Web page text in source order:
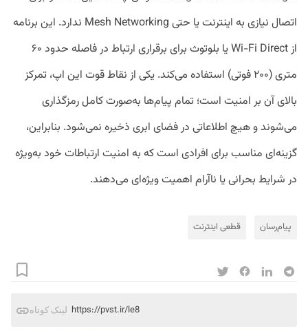
اتصال نیازی به اینترنت یا حتی Mesh Networking ندارد. این برنامه
از Wi-Fi Direct یا بلوتوث برای برقراری ارتباط در فاصله حدود ۶۰
متری (۲۰۰ فوتی) استفاده می‌کند. یکی از نقاط قوت این اپ، تمرکز
بالای آن بر امنیت است؛ تمام پیام‌ها به‌صورت کامل رمزگذاری
می‌شوند و هیچ اطلاعاتی در فضای ابری ذخیره نمی‌شود. بنابراین،
گزینه‌ای مناسب برای افرادی است که به امنیت ارتباطات خود به‌ویژه
در شرایط بحرانی یا ناآرام اهمیت ویژه‌ای می‌دهند.
پیام‌رسان قطعی اینترنت
لینک کوتاه https://pvst.ir/le8